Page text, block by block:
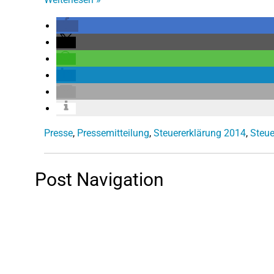
Presse, Pressemitteilung, Steuererklärung 2014,
Post Navigation